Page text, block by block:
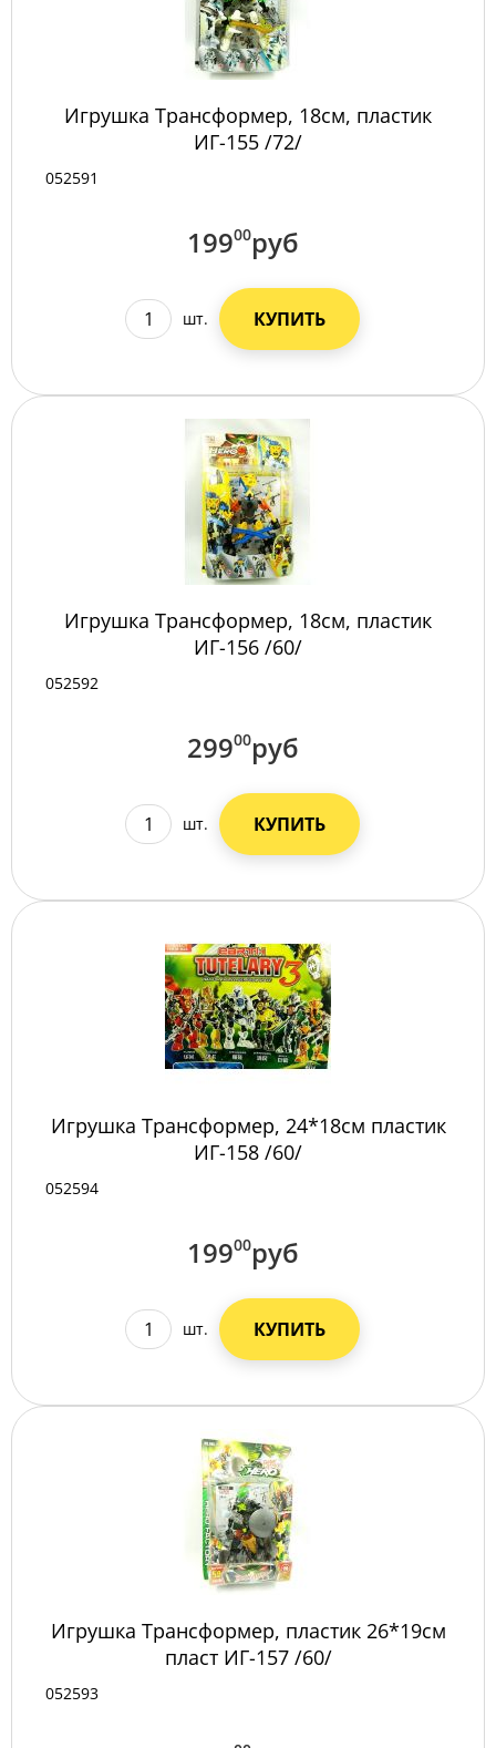
Игрушка Трансформер, 18см, пластик
ИГ-155 /72/
052591
19900руб
шт. КУПИТЬ
Игрушка Трансформер, 18см, пластик
ИГ-156 /60/
052592
29900руб
шт. КУПИТЬ
Игрушка Трансформер, 24*18см пластик
ИГ-158 /60/
052594
19900руб
шт. КУПИТЬ
Игрушка Трансформер, пластик 26*19см
пласт ИГ-157 /60/
052593